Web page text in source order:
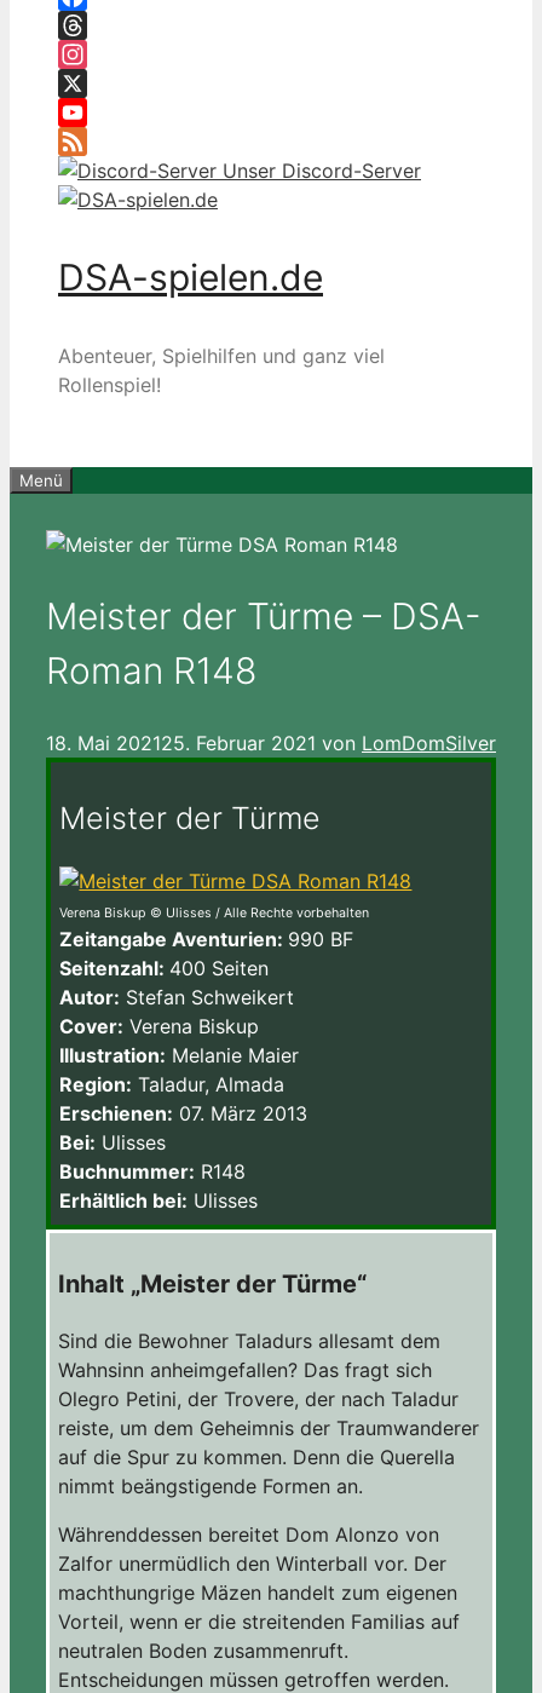
Facebook
Threads
Instagram
X
YouTube
Feed
Unser Discord-Server
DSA-spielen.de
Abenteuer, Spielhilfen und ganz viel
Rollenspiel!
Menü
Meister der Türme – DSA-
Roman R148
18. Mai 202125. Februar 2021 von LomDomSilver
Meister der Türme
Verena Biskup © Ulisses / Alle Rechte vorbehalten
Zeitangabe Aventurien: 990 BF
Seitenzahl: 400 Seiten
Autor: Stefan Schweikert
Cover: Verena Biskup
Illustration: Melanie Maier
Region: Taladur, Almada
Erschienen: 07. März 2013
Bei: Ulisses
Buchnummer: R148
Erhältlich bei: Ulisses
Inhalt „Meister der Türme“
Sind die Bewohner Taladurs allesamt dem
Wahnsinn anheimgefallen? Das fragt sich
Olegro Petini, der Trovere, der nach Taladur
reiste, um dem Geheimnis der Traumwanderer
auf die Spur zu kommen. Denn die Querella
nimmt beängstigende Formen an.
Währenddessen bereitet Dom Alonzo von
Zalfor unermüdlich den Winterball vor. Der
machthungrige Mäzen handelt zum eigenen
Vorteil, wenn er die streitenden Familias auf
neutralen Boden zusammenruft.
Entscheidungen müssen getroffen werden.